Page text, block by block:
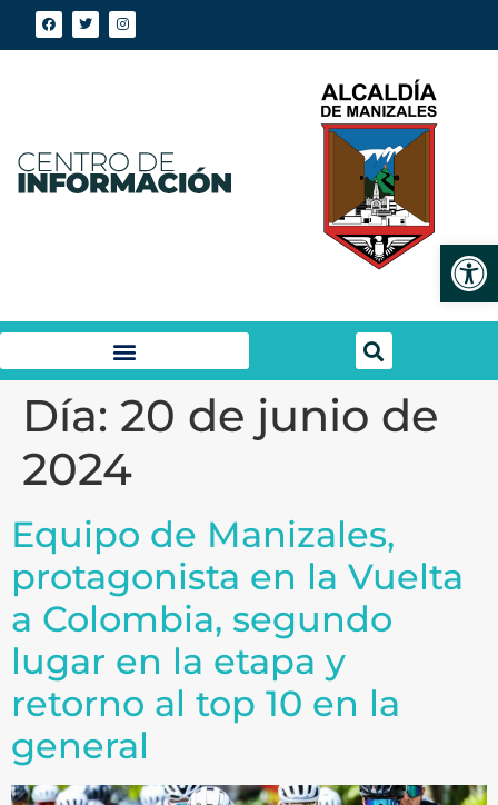
Día: 20 de junio de
2024
Equipo de Manizales,
protagonista en la Vuelta
a Colombia, segundo
lugar en la etapa y
retorno al top 10 en la
general